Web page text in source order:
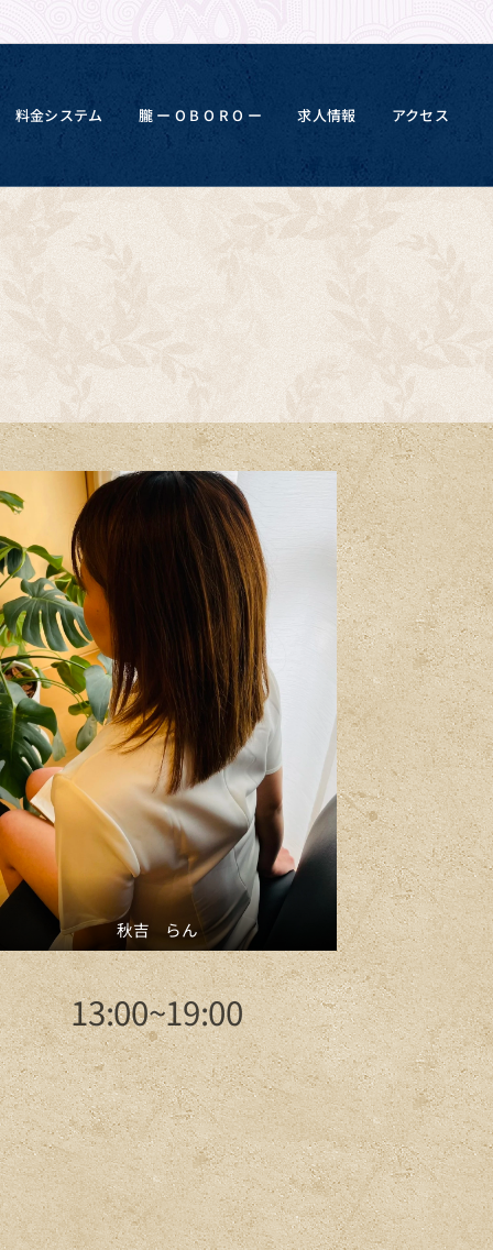
料金システム 朧 ー O B O R O ー 求人情報 アクセス
秋吉 らん
13:00~19:00